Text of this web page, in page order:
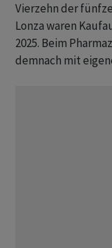
Vierzehn der
Lonza waren
2025. Beim
demnach mit